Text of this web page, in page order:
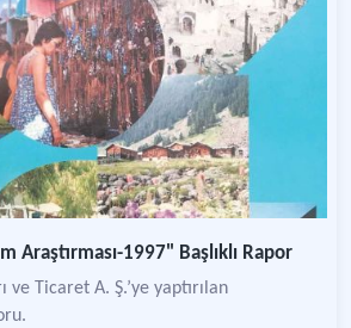
Araştırması-1997" Başlıklı Rapor
ve Ticaret A. Ş.’ye yaptırılan